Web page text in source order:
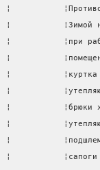
¦Зимой
¦при
¦куртка
¦брюки
¦сапоги